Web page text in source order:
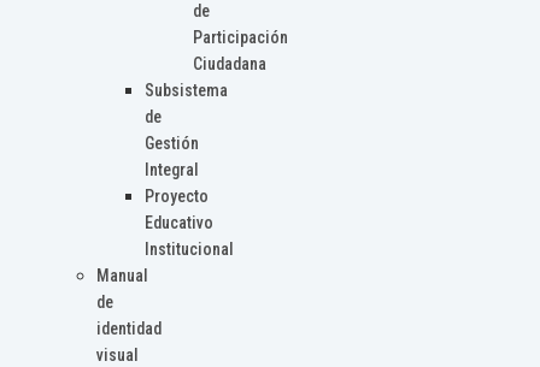
de
Participación
Ciudadana
Subsistema
de
Gestión
Integral
Proyecto
Educativo
Institucional
Manual
de
identidad
visual